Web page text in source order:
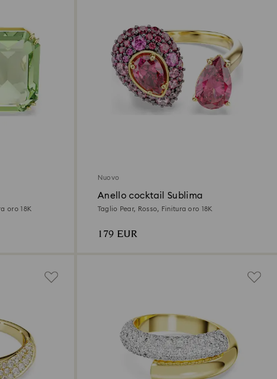
oro 18K
Nuovo
Anello cocktail Sublima
Taglio Pear, Rosso, Finitura oro 18K
179 EUR